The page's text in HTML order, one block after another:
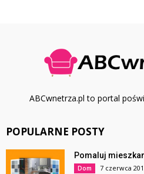
ABCwnetrza.pl to portal
POPULARNE POSTY
Pomaluj
Dom 7 czerwca